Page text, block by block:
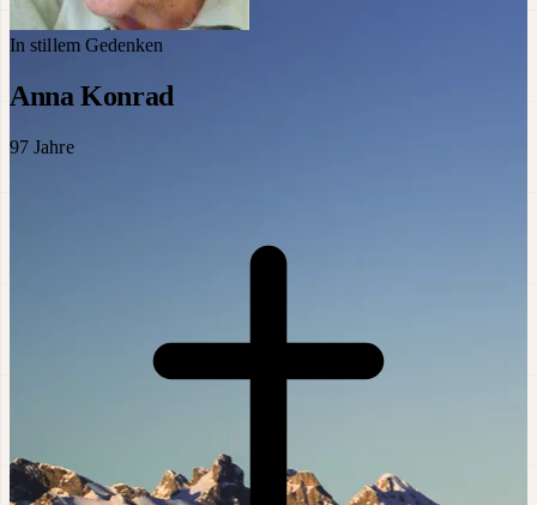
In stillem Gedenken
Anna Konrad
97 Jahre